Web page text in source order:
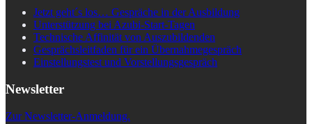
Jetzt geht´s los… Gespräche in der Ausbildung
Unterstützung bei Azubi-Start-Tagen
Technische Affinität von Auszubildenden
Gesprächsleitfaden für ein Übernahmegespräch
Einstellungstest und Vorstellungsgespräch
Newsletter
Zur Newsletter-Anmeldung.